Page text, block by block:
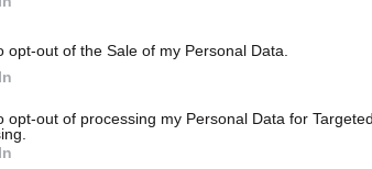
opt-out of the Sale of my Personal Data.
opt-out of processing my Personal Data for Targeted
Τασούλα ότι
«ανά πενταετία οι
κατηγοριοποιούνται θεματικά,
ώστε έτσι να δίνεται μια πιο